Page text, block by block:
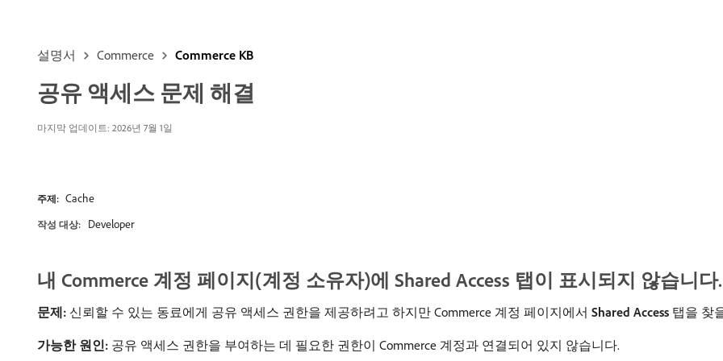
설명서 Commerce Commerce KB
공유 액세스 문제 해결
마지막 업데이트: 2026년 7월 1일
주제: Cache
작성 대상: Developer
내 Commerce 계정 페이지(계정 소유자)에 Shared Access 탭이 표시되지 않습니다.
문제: 신뢰할 수 있는 동료에게 공유 액세스 권한을 제공하려고 하지만 Commerce 계정 페이지에서 Shared Access 탭을 찾
가능한 원인: 공유 액세스 권한을 부여하는 데 필요한 권한이 Commerce 계정과 연결되어 있지 않습니다.